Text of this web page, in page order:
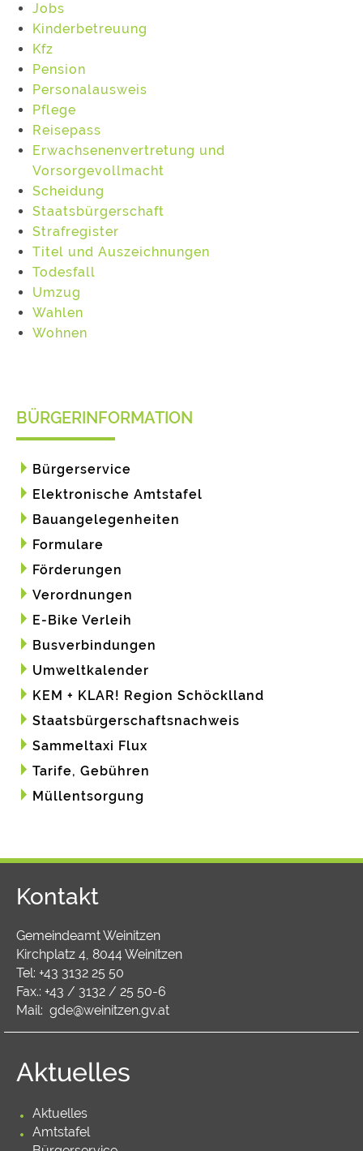
Jobs
Kinderbetreuung
Kfz
Pension
Personalausweis
Pflege
Reisepass
Erwachsenenvertretung und
Vorsorgevollmacht
Scheidung
Staatsbürgerschaft
Strafregister
Titel und Auszeichnungen
Todesfall
Umzug
Wahlen
Wohnen
BÜRGERINFORMATION
Bürgerservice
Elektronische Amtstafel
Bauangelegenheiten
Formulare
Förderungen
Verordnungen
E-Bike Verleih
Busverbindungen
Umweltkalender
KEM + KLAR! Region Schöcklland
Staatsbürgerschaftsnachweis
Sammeltaxi Flux
Tarife, Gebühren
Müllentsorgung
Kontakt
Gemeindeamt Weinitzen
Kirchplatz 4, 8044 Weinitzen
Tel: +43 3132 25 50
Fax.: +43 / 3132 / 25 50-6
Mail: gde@weinitzen.gv.at
Aktuelles
Aktuelles
Amtstafel